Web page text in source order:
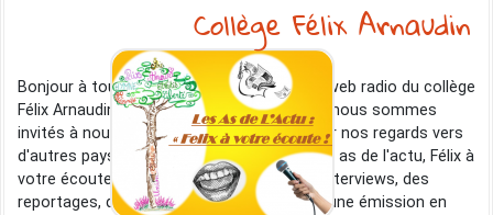
Collège Félix Arnaudin
Bonjour à tous et à toutes, bienvenue à la web radio du collège
Félix Arnaudin de Labouheyre ! Cette année nous sommes
invités à nous ouvrir aux autres et à tourner nos regards vers
d'autres pays d'Europe. Sur notre radio "Les as de l'actu, Félix à
votre écoute" vous pouvez découvrir des interviews, des
reportages, des micro-trottoirs et bientôt une émission en